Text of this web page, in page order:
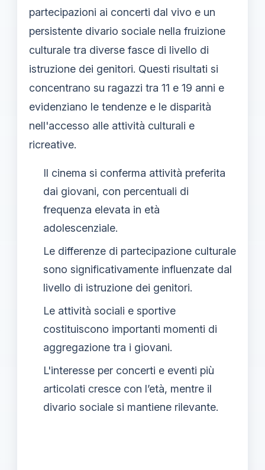
partecipazioni ai concerti dal vivo e un
persistente divario sociale nella fruizione
culturale tra diverse fasce di livello di
istruzione dei genitori. Questi risultati si
concentrano su ragazzi tra 11 e 19 anni e
evidenziano le tendenze e le disparità
nell'accesso alle attività culturali e
ricreative.
Il cinema si conferma attività preferita
dai giovani, con percentuali di
frequenza elevata in età
adolescenziale.
Le differenze di partecipazione culturale
sono significativamente influenzate dal
livello di istruzione dei genitori.
Le attività sociali e sportive
costituiscono importanti momenti di
aggregazione tra i giovani.
L'interesse per concerti e eventi più
articolati cresce con l’età, mentre il
divario sociale si mantiene rilevante.